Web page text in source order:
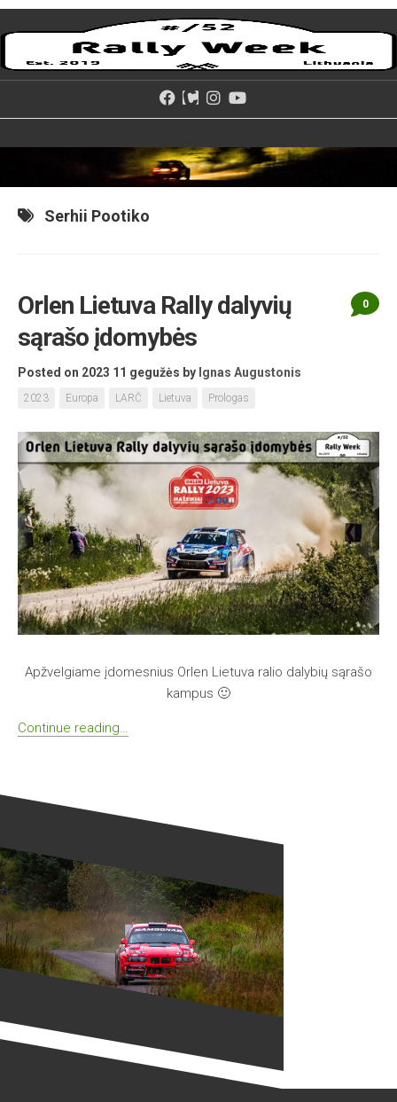
Skip
to
Serhii Pootiko
Orlen Lietuva Rally dalyvių
sąrašo įdomybės
Posted on 2023 11 gegužės by Ignas Augustonis
2023 Europa LARČ Lietuva Prologas
0
Apžvelgiame įdomesnius Orlen Lietuva ralio dalybių sąrašo
kampus 🙂
Continue reading…